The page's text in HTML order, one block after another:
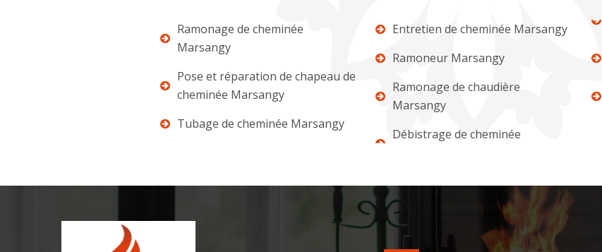
Ramonage de cheminée
Marsangy
Pose et réparation de chapeau de
cheminée Marsangy
Tubage de cheminée Marsangy
Entretien de cheminée Marsangy
Ramoneur Marsangy
Ramonage de chaudière
Marsangy
Débistrage de cheminée